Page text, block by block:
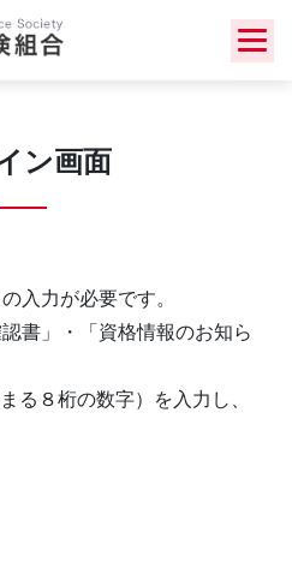
ン画面
入力が必要です。
書」・「資格情報のお知ら
る８桁の数字）を入力し、